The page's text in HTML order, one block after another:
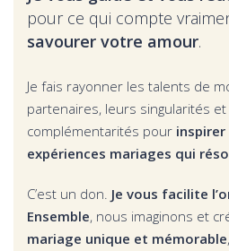
pour ce qui compte
savourer votre amour.
Je fais rayonner les talents de
partenaires, leurs singularités
complémentarités pour
expériences mariages qui
C’est un don. Je vous facilite
Ensemble, nous imaginons et
mariage unique et mémorable